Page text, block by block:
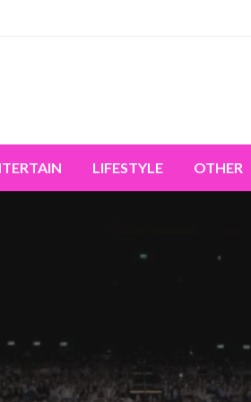
LIFESTYLE OTHER